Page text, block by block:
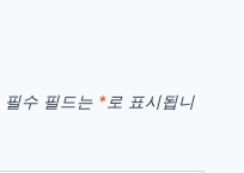
필수 필드는 *로 표시됩니